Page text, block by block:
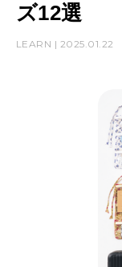
ズ12選
LEARN | 2025.01.22